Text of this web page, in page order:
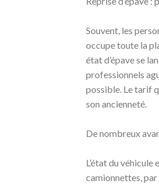
Souvent, les
occupe toute la
état d’épave se
professionnels
possible. Le tarif
son ancienneté.
De nombreux
L’état du
camionnettes, par